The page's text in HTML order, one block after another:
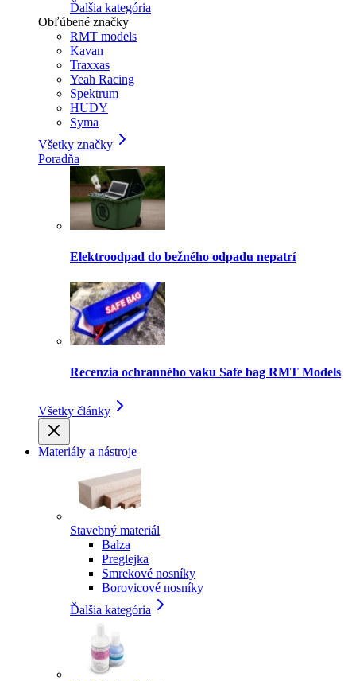
Ďalšia kategória
Obľúbené značky
RMT models
Kavan
Traxxas
Yeah Racing
Spektrum
HUDY
Syma
Všetky značky
Poradňa
Elektroodpad do bežného odpadu nepatrí
Recenzia ochranného vaku Safe bag RMT Models
Všetky články
Materiály a nástroje
Stavebný materiál
Balza
Preglejka
Smrekové nosníky
Borovicové nosníky
Ďalšia kategória